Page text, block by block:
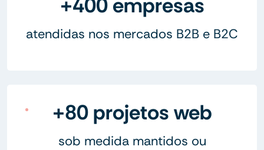
atendidas nos mercados B2B e B2C
+80 projetos web
sob medida mantidos ou